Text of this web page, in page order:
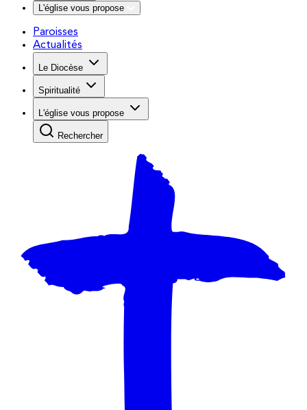
L'église vous propose
Paroisses
Actualités
Le Diocèse
Spiritualité
L'église vous propose
Rechercher